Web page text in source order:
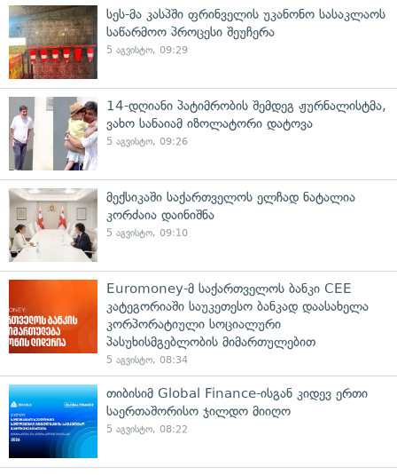
სეს-მა კასპში ფრინველის უკანონო სასაკლაოს
საწარმოო პროცესი შეუჩერა
5 აგვისტო, 09:29
14-დღიანი პატიმრობის შემდეგ ჟურნალისტმა,
ვახო სანაიამ იზოლატორი დატოვა
5 აგვისტო, 09:26
მექსიკაში საქართველოს ელჩად ნატალია
კორძაია დაინიშნა
5 აგვისტო, 09:10
Euromoney-მ საქართველოს ბანკი CEE
კატეგორიაში საუკეთესო ბანკად დაასახელა
კორპორატიული სოციალური
პასუხისმგებლობის მიმართულებით
5 აგვისტო, 08:34
თიბისიმ Global Finance-ისგან კიდევ ერთი
საერთაშორისო ჯილდო მიიღო
5 აგვისტო, 08:22